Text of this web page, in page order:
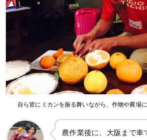
自ら皆にミカンを振る舞いながら、作物や農場
農作業後に、大阪まで車